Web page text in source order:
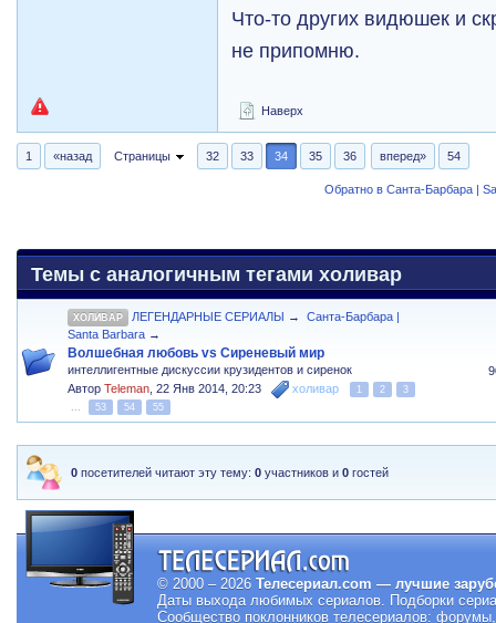
Что-то других видюшек и
не припомню.
Наверх
1 «назад Страницы 32 33 34 35 36 вперед» 54
Обратно в Санта-Барбара |
Темы с аналогичным тегами холивар
ХОЛИВАР ЛЕГЕНДАРНЫЕ СЕРИАЛЫ →
Санта-Барбара |
Santa Barbara →
Волшебная любовь vs Сиреневый мир
интеллигентные дискуссии крузидентов и сиренок
АвторTeleman ,22 Янв 2014, 20:23 холивар 1 2
3
...
53 54 55
0 посетителей читают эту тему:0 участников и0 гостей
© 2000 – 2026 Телесериал.com — лучшие
Даты выхода любимых сериалов. Подборки
Сообщество поклонников телесериалов: